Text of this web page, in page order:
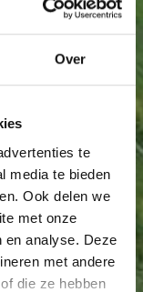
Over
te
media te bieden
Ook delen we
met onze
en analyse. Deze
met andere
die ze hebben